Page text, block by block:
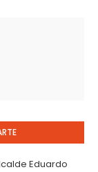
Eduardo